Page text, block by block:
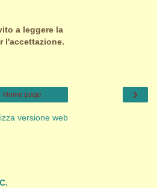
a leggere la
l'accettazione.
›
Home page
versione web